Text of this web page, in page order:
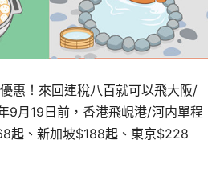
惠！來回連稅八百就可以飛大阪/
9月19日前，香港飛峴港/河内單程
起、新加坡$188起、東京$228